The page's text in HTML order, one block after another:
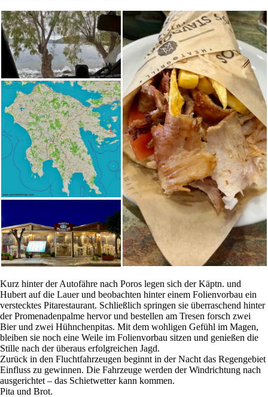
Kurz hinter der Autofähre nach Poros legen sich der Käptn. und
Hubert auf die Lauer und beobachten hinter einem Folienvorbau ein
verstecktes Pitarestaurant. Schließlich springen sie überraschend hinter
der Promenadenpalme hervor und bestellen am Tresen forsch zwei
Bier und zwei Hühnchenpitas. Mit dem wohligen Gefühl im Magen,
bleiben sie noch eine Weile im Folienvorbau sitzen und genießen die
Stille nach der überaus erfolgreichen Jagd.
Zurück in den Fluchtfahrzeugen beginnt in der Nacht das Regengebiet
Einfluss zu gewinnen. Die Fahrzeuge werden der Windrichtung nach
ausgerichtet – das Schietwetter kann kommen.
Pita und Brot.